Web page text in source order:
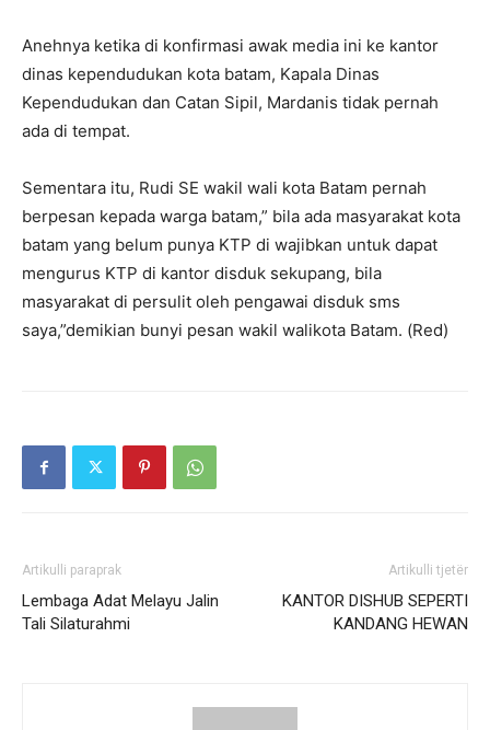
Anehnya ketika di konfirmasi awak media ini ke kantor
dinas kependudukan kota batam, Kapala Dinas
Kependudukan dan Catan Sipil, Mardanis tidak pernah
ada di tempat.
Sementara itu, Rudi SE wakil wali kota Batam pernah
berpesan kepada warga batam,” bila ada masyarakat kota
batam yang belum punya KTP di wajibkan untuk dapat
mengurus KTP di kantor disduk sekupang, bila
masyarakat di persulit oleh pengawai disduk sms
saya,”demikian bunyi pesan wakil walikota Batam. (Red)
Artikulli paraprak
Lembaga Adat Melayu Jalin
Tali Silaturahmi
Artikulli tjetër
KANTOR DISHUB SEPERTI
KANDANG HEWAN